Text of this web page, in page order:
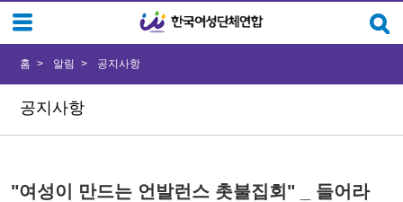
공지사항
홈 알림 공지사항
"여성이 만드는 언발런스 촛불집회" _ 들어라